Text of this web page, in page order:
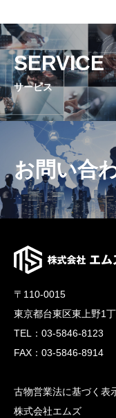
SERVICE
サービス
お問い合
〒110-0015
東京都台東区東上野1
TEL：03-5846-8123
FAX：03-5846-8914
古物営業法に基づく表
株式会社エムズ